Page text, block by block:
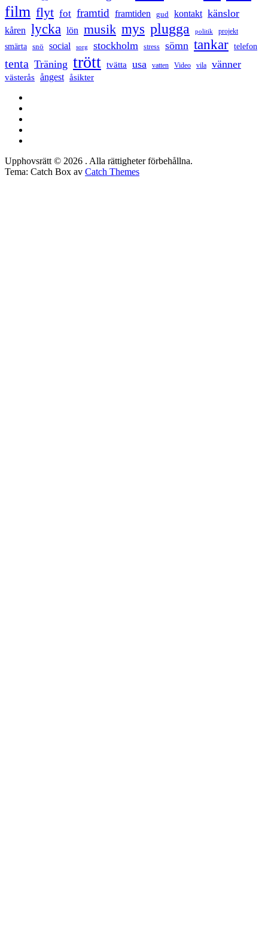
film flyt fot framtid framtiden gud kontakt känslor
kåren lycka lön musik mys plugga politik projekt
smärta snö social sorg stockholm stress sömn tankar telefon
tenta Träning trött tvätta usa vatten Video vila vänner
västerås ångest åsikter
Upphovsrätt © 2026 . Alla rättigheter förbehållna.
Tema: Catch Box av Catch Themes